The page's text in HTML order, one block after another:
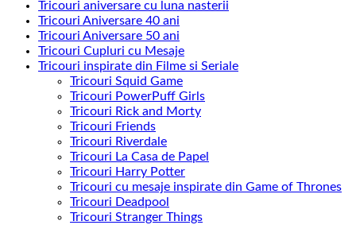
Tricouri aniversare cu luna nasterii
Tricouri Aniversare 40 ani
Tricouri Aniversare 50 ani
Tricouri Cupluri cu Mesaje
Tricouri inspirate din Filme si Seriale
Tricouri Squid Game
Tricouri PowerPuff Girls
Tricouri Rick and Morty
Tricouri Friends
Tricouri Riverdale
Tricouri La Casa de Papel
Tricouri Harry Potter
Tricouri cu mesaje inspirate din Game of Thrones
Tricouri Deadpool
Tricouri Stranger Things